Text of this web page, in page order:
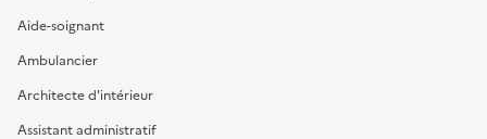
Aide-soignant
Ambulancier
Architecte d'intérieur
Assistant administratif